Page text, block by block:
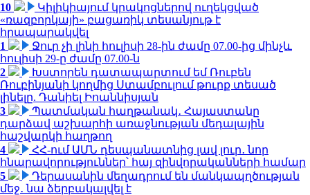
10
Կիլիկիայում կրակոցներով ուղեկցված
«ռազբորկայի» բացառիկ տեսանյութ է
հրապարակվել
1
Ջուր չի լինի հուլիսի 28-ին ժամը 07.00-ից մինչև
հուլիսի 29-ը ժամը 07.00-ն
2
Խստորեն դատապարտում եմ Ռուբեն
Ռուբինյանի կողմից Ստամբուլում թուրք տեսած
լինելը. Դանիել Իոաննիսյան
3
Պատմական հաղթանակ․ Հայաստանը
դարձավ աշխարհի առաջնության մեդալային
հաշվարկի հաղթող
4
ՀՀ-ում ԱՄՆ դեսպանատնից լավ լուր․ նոր
հնարավորություններ՝ հայ զինվորականների համար
5
Դերասանին մեղադրում են մանկապղծության
մեջ․ նա ձերբակալվել է